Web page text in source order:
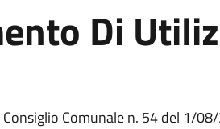
Di
Comunale n. 54 del 1/